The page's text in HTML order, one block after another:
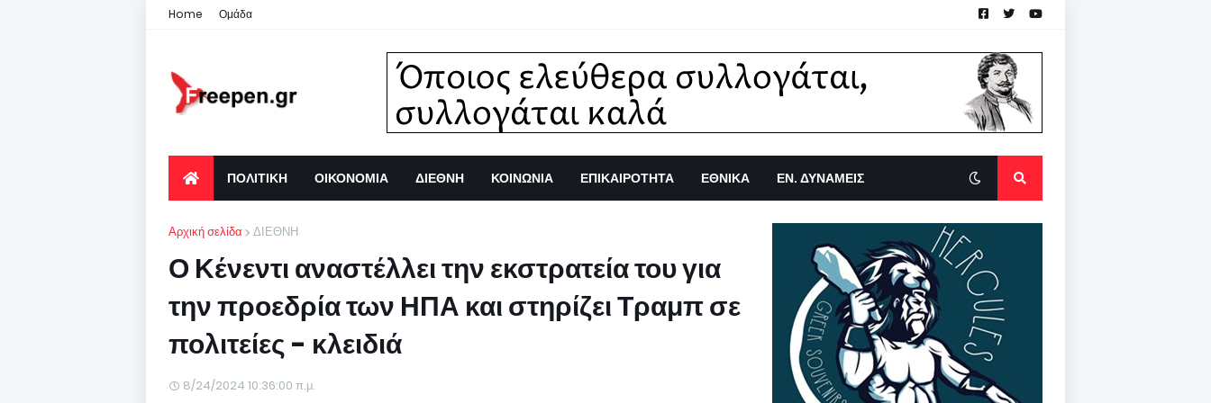
Home Ομάδα
ΠΟΛΙΤΙΚΗ ΟΙΚΟΝΟΜΙΑ ΔΙΕΘΝΗ ΚΟΙΝΩΝΙΑ ΕΠΙΚΑΙΡΟΤΗΤΑ ΕΘΝΙΚΑ ΕΝ. ΔΥΝΑΜΕΙΣ
Αρχική σελίδα ΔΙΕΘΝΗ
Ο Κένεντι αναστέλλει την εκστρατεία του για
την προεδρία των ΗΠΑ και στηρίζει Τραμπ σε
πολιτείες - κλειδιά
8/24/2024 10:36:00 π.μ.